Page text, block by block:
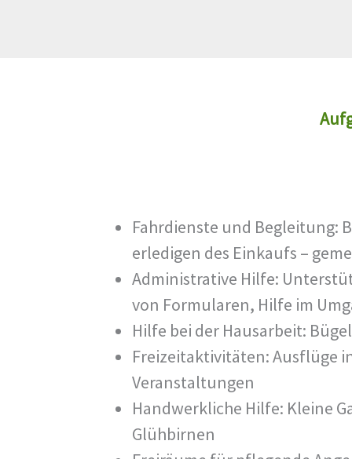
Fahrdienste und Begleitung:
erledigen des Einkaufs –
Administrative Hilfe:
von Formularen, Hilfe im
Hilfe bei der Hausarbeit:
Freizeitaktivitäten: Ausflüge
Veranstaltungen
Handwerkliche Hilfe: Kleine
Glühbirnen